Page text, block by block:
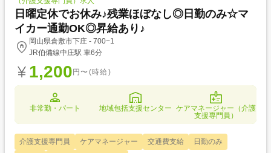
日曜定休でお休み♪残業ほぼなし◎日勤のみ☆マ
イカー通勤OK◎昇給あり♪
岡山県倉敷市下庄 - 700−1
JR伯備線中庄駅 車6分
1,200 円〜(時給)
非常勤・パート 地域包括支援センター ケアマネージャー（介護
支援専門員）
介護支援専門員 ケアマネージャー 交通費支給
日勤のみ